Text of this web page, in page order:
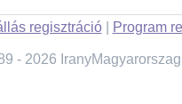
regisztráció| Program
- 2026